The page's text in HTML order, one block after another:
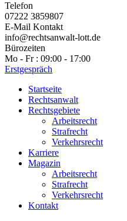
Telefon
07222 3859807
E-Mail Kontakt
info@rechtsanwalt-lott.de
Bürozeiten
Mo - Fr : 09:00 - 17:00
Erstgespräch
Startseite
Rechtsanwalt
Rechtsgebiete
Arbeitsrecht
Strafrecht
Verkehrsrecht
Karriere
Magazin
Arbeitsrecht
Strafrecht
Verkehrsrecht
Kontakt